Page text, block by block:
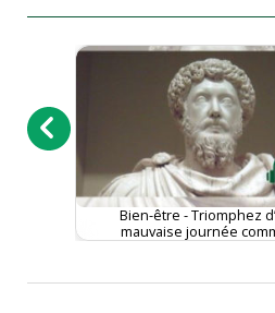
Bien-être - Triomphez
mauvaise journée